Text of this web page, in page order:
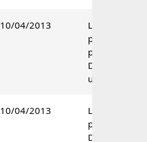
10/04/2013
Lançamento
parcialmente
procedente.
Decisão
unânime.
10/04/2013
Lançamento
procedente.
Decisão